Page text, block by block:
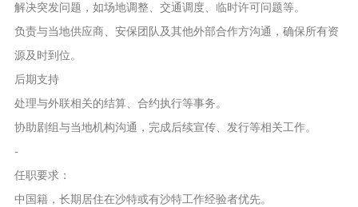
解决突发问题，如场地调整、交通调度、临时许可问题等。
负责与当地供应商、安保团队及其他外部合作方沟通，确保所有资
源及时到位。
后期支持
处理与外联相关的结算、合约执行等事务。
协助剧组与当地机构沟通，完成后续宣传、发行等相关工作。
-
任职要求：
中国籍，长期居住在沙特或有沙特工作经验者优先。